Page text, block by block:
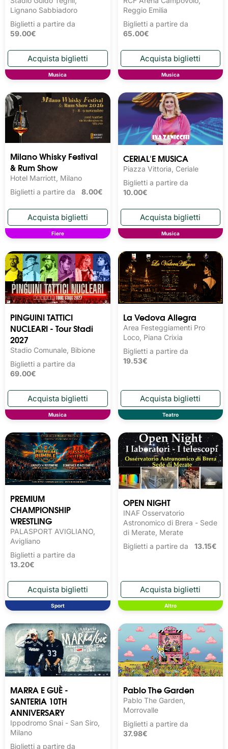
Lignano Sabbiadoro
Biglietti a partire da
59.00€
Musica
Reggio Emilia
Biglietti a partire da
65.00€
Musica
Milano Whisky Festival
& Rum Show
Hotel Marriott, Milano
Biglietti a partire da 8.00€
Fiere
CERIAL'E MUSICA
Piazza Vittoria, Ceriale
Biglietti a partire da
10.00€
Musica
PINGUINI TATTICI
NUCLEARI - Tour Stadi
2027
Stadio Comunale, Bibione
Biglietti a partire da
69.00€
Musica
La Vedova Allegra
Area Festeggiamenti Pro
Loco, Piana Crixia
Biglietti a partire da
19.53€
Teatro
PREMIUM
CHAMPIONSHIP
WRESTLING
PALASPORT AVIGLIANO,
Avigliano
Biglietti a partire da
13.20€
Sport
OPEN NIGHT
INAF Osservatorio
Astronomico di Brera - Sede
di Merate, Merate
Biglietti a partire da 13.15€
Altro
MARRA E GUÈ -
SANTERIA 10TH
ANNIVERSARY
Ippodromo Snai - San Siro,
Milano
Biglietti a partire da
Pablo The Garden
Pablo The Garden,
Morrovalle
Biglietti a partire da
37.98€